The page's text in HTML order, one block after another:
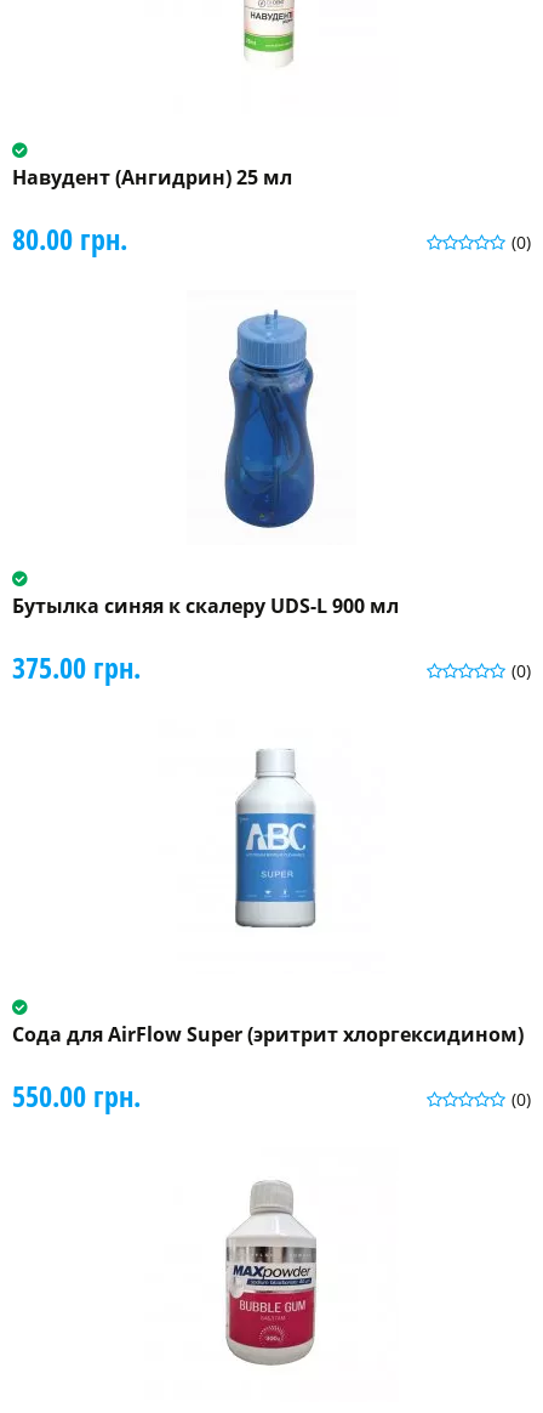
Навудент (Ангидрин) 25 мл
(0)
80.00 грн.
Бутылка синяя к скалеру UDS-L 900 мл
(0)
375.00 грн.
Сода для AirFlow Super (эритрит хлоргексидином)
(0)
550.00 грн.